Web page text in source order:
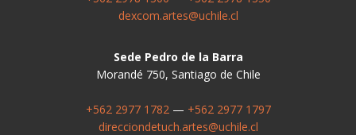
dexcom.artes@uchile.cl
Sede Pedro de la Barra
Morandé 750, Santiago de Chile
+562 2977 1782 — +562 2977 1797
direcciondetuch.artes@uchile.cl